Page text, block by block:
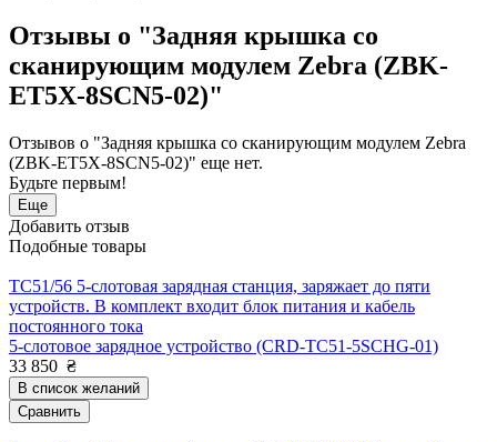
Отзывы о "Задняя крышка со
сканирующим модулем Zebra (ZBK-
ET5X-8SCN5-02)"
Отзывов о "Задняя крышка со сканирующим модулем Zebra
(ZBK-ET5X-8SCN5-02)" еще нет.
Будьте первым!
Еще
Добавить отзыв
Подобные товары
TC51/56 5-слотовая зарядная станция, заряжает до пяти
устройств. В комплект входит блок питания и кабель
постоянного тока
5-слотовое зарядное устройство (CRD-TC51-5SCHG-01)
33 850 ₴
В список желаний
Сравнить